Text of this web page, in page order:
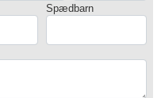
Spædbarn